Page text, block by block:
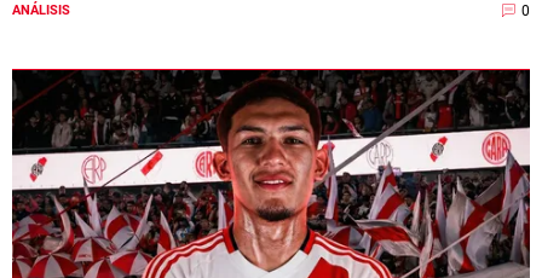
ANÁLISIS 0